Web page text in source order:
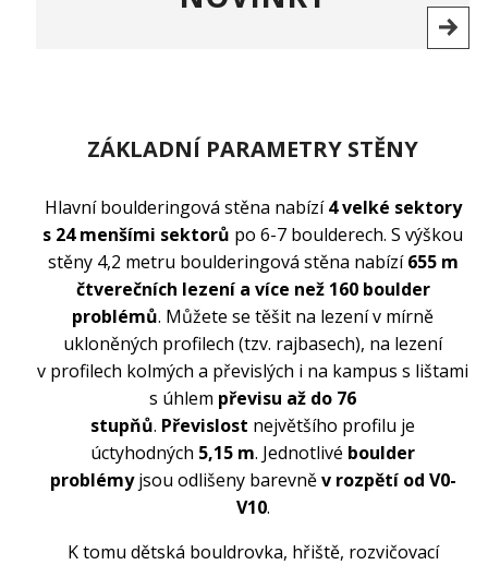
ZÁKLADNÍ PARAMETRY STĚNY
Hlavní boulderingová stěna nabízí4 velké sektory
s 24 menšími sektorů po 6-7 boulderech. S výškou
stěny 4,2 metru boulderingová stěna nabízí655 m
čtverečních lezení a více než 160 boulder
problémů. Můžete se těšit na lezení v mírně
ukloněných profilech (tzv. rajbasech), na lezení
v profilech kolmých a převislých i na kampus s lištami
s úhlem převisu až do 76
stupňů. Převislost největšího profilu je
úctyhodných 5,15 m. Jednotlivé boulder
problémyjsou odlišeny barevněv rozpětí od V0-
V10.
K tomu dětská bouldrovka, hřiště, rozvičovací